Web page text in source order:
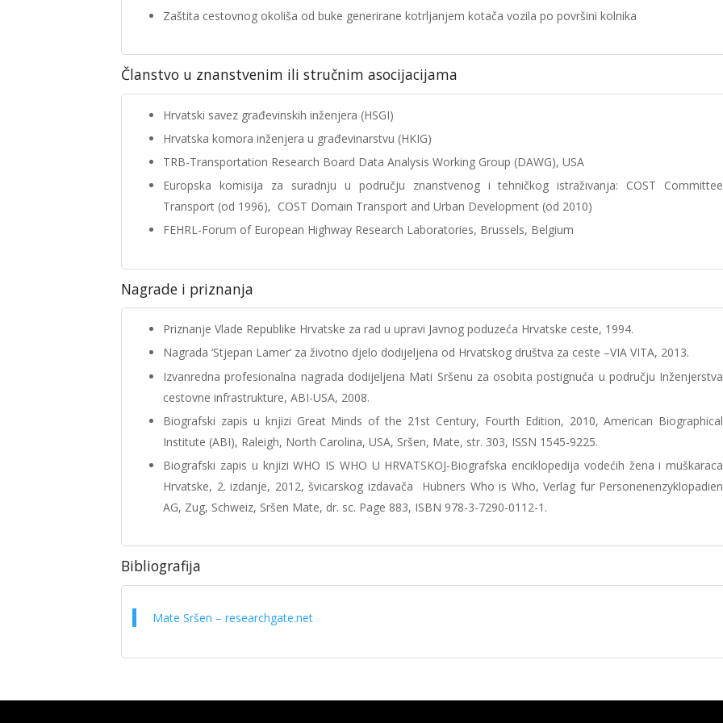
Zaštita cestovnog okoliša od buke generirane kotrljanjem kotača vozila po površini kolnika
Članstvo u znanstvenim ili stručnim asocijacijama
Hrvatski savez građevinskih inženjera (HSGI)
Hrvatska komora inženjera u građevinarstvu (HKIG)
TRB-Transportation Research Board Data Analysis Working Group (DAWG), USA
Europska komisija za suradnju u području znanstvenog i tehničkog istraživanja: COST Committee
Transport (od 1996), COST Domain Transport and Urban Development (od 2010)
FEHRL-Forum of European Highway Research Laboratories, Brussels, Belgium
Nagrade i priznanja
Priznanje Vlade Republike Hrvatske za rad u upravi Javnog poduzeća Hrvatske ceste, 1994.
Nagrada ‘Stjepan Lamer’ za životno djelo dodijeljena od Hrvatskog društva za ceste –VIA VITA, 2013.
Izvanredna profesionalna nagrada dodijeljena Mati Sršenu za osobita postignuća u području Inženjerstva
cestovne infrastrukture, ABI-USA, 2008.
Biografski zapis u knjizi Great Minds of the 21st Century, Fourth Edition, 2010, American Biographical
Institute (ABI), Raleigh, North Carolina, USA, Sršen, Mate, str. 303, ISSN 1545-9225.
Biografski zapis u knjizi WHO IS WHO U HRVATSKOJ-Biografska enciklopedija vodećih žena i muškaraca
Hrvatske, 2. izdanje, 2012, švicarskog izdavača Hubners Who is Who, Verlag fur Personenenzyklopadien
AG, Zug, Schweiz, Sršen Mate, dr. sc. Page 883, ISBN 978-3-7290-0112-1.
Bibliografija
Mate Sršen – researchgate.net